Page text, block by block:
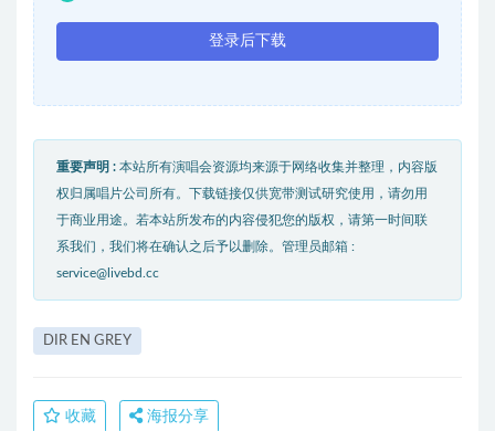
登录后下载
重要声明 : 本站所有演唱会资源均来源于网络收集并整理，内容版
权归属唱片公司所有。下载链接仅供宽带测试研究使用，请勿用
于商业用途。若本站所发布的内容侵犯您的版权，请第一时间联
系我们，我们将在确认之后予以删除。管理员邮箱 :
service@livebd.cc
DIR EN GREY
收藏 海报分享